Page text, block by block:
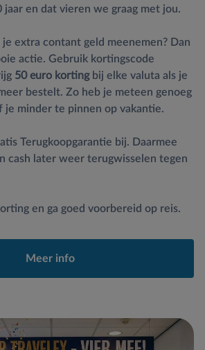
jaar en dat vieren we graag met jou.
extra contant geld meenemen? Dan
actie. Gebruik kortingscode
50 euro kortingbij elke valuta als je
bestelt. Zo heb je meteen genoeg
je minder te pinnen op vakantie.
Terugkoopgarantie bij. Daarmee
cash later weer terugwisselen tegen
en ga goed voorbereid op reis.
Meer info